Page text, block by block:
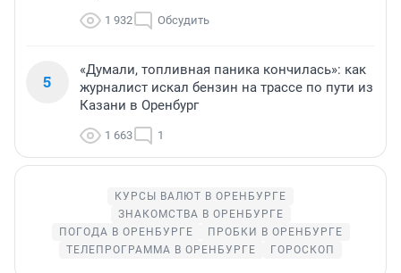
1 932 Обсудить
5
«Думали, топливная паника кончилась»: как
журналист искал бензин на трассе по пути из
Казани в Оренбург
1 663 1
КУРСЫ ВАЛЮТ В ОРЕНБУРГЕ
ЗНАКОМСТВА В ОРЕНБУРГЕ
ПОГОДА В ОРЕНБУРГЕ
ПРОБКИ В ОРЕНБУРГЕ
ТЕЛЕПРОГРАММА В ОРЕНБУРГЕ
ГОРОСКОП